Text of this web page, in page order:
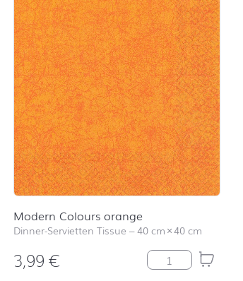
orange Menge
Modern Colours orange
Dinner-Servietten Tissue –40 cm×40 cm
3,99€ Modern Colours